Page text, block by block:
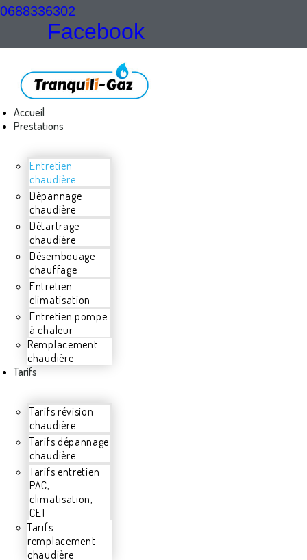
0688336302
Facebook
Accueil
Prestations
Entretien
chaudière
Dépannage
chaudière
Détartrage
chaudière
Désembouage
chauffage
Entretien
climatisation
Entretien pompe
à chaleur
Remplacement
chaudière
Tarifs
Tarifs révision
chaudière
Tarifs dépannage
chaudière
Tarifs entretien
PAC,
climatisation,
CET
Tarifs
remplacement
chaudière